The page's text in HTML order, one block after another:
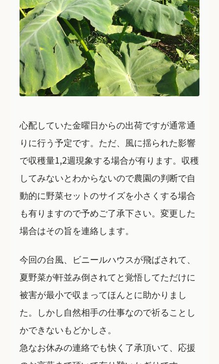
心配していた金曜日からの出荷ですが通常通
りに行う予定です。ただ、風に揺られた影響
で収穫量1,2週現象する場合が有ります。収穫
してみないとわからないので農園の判断で自
動的に野菜セットのサイズを小さくする場合
も有りますので予めご了承下さい。変更した
場合はその旨を連絡します。
今回の台風、ビニールハウスが飛ばされて、
夏野菜が軒並み倒されてと覚悟してただけに
被害が最小で収まってほんとに助かりまし
た。しかし自然相手の仕事なので祈ることし
かできないもどかしさ。
急なお休みの連絡でも快く了承頂いて、応援